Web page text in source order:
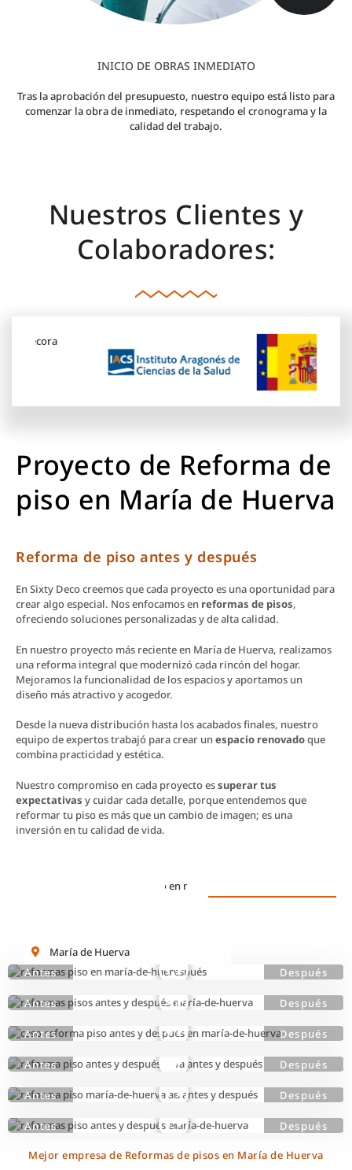
INICIO DE OBRAS INMEDIATO
Tras la aprobación del presupuesto, nuestro equipo está listo para
comenzar la obra de inmediato, respetando el cronograma y la
calidad del trabajo.
Nuestros Clientes y
Colaboradores:
Proyecto de Reforma de
piso en María de Huerva
Reforma de piso antes y después
En Sixty Deco creemos que cada proyecto es una oportunidad para
crear algo especial. Nos enfocamos en reformas de pisos,
ofreciendo soluciones personalizadas y de alta calidad.
En nuestro proyecto más reciente en María de Huerva, realizamos
una reforma integral que modernizó cada rincón del hogar.
Mejoramos la funcionalidad de los espacios y aportamos un
diseño más atractivo y acogedor.
Desde la nueva distribución hasta los acabados finales, nuestro
equipo de expertos trabajó para crear unespacio renovadoque
combina practicidad y estética.
Nuestro compromiso en cada proyecto essuperar tus
expectativas y cuidar cada detalle, porque entendemos que
reformar tu piso es más que un cambio de imagen; es una
inversión en tu calidad de vida.
María de Huerva
Mejor empresa de Reformas de pisos en María de Huerva